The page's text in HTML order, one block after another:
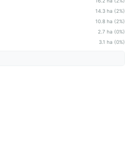
14.3 ha (2%)
10.8 ha (2%)
2.7 ha (0%)
3.1 ha (0%)